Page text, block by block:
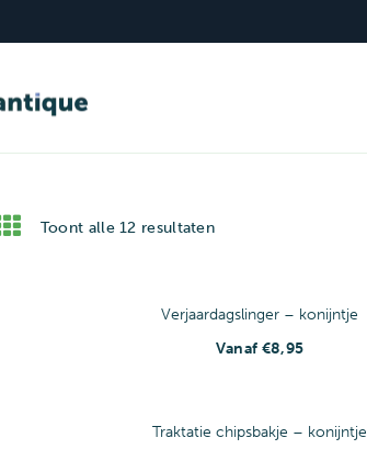
Geboorte
Toont alle 12 resultaten
Verjaardagslinger – konijntje
Vanaf €8,95
Traktatie chipsbakje – konijntje